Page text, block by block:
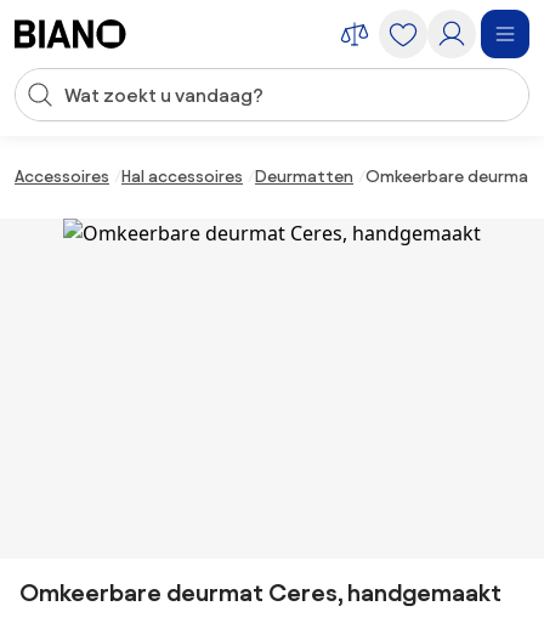
Zoekopdracht invoeren
Accessoires Hal accessoires Deurmatten Omkeerbare deurmat
Omkeerbare deurmat Ceres, handgemaakt